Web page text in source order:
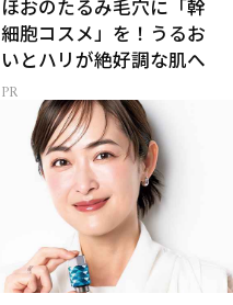
ほおのたるみ毛穴に「幹
細胞コスメ」を！うるお
いとハリが絶好調な肌へ